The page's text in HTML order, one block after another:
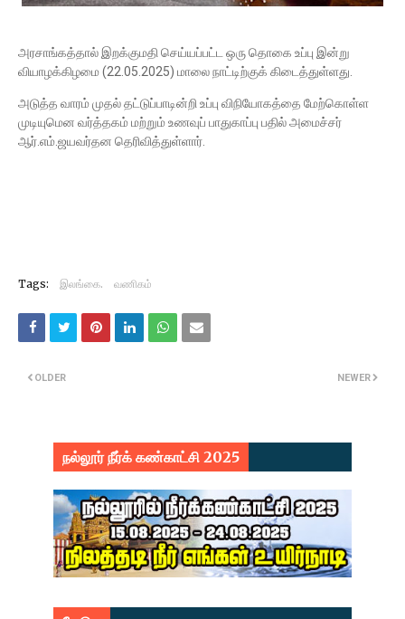
அரசாங்கத்தால் இறக்குமதி செய்யப்பட்ட ஒரு தொகை உப்பு இன்று
வியாழக்கிழமை (22.05.2025) மாலை நாட்டிற்குக் கிடைத்துள்ளது.
அடுத்த வாரம் முதல் தட்டுப்பாடின்றி உப்பு விநியோகத்தை மேற்கொள்ள
முடியுமென வர்த்தகம் மற்றும் உணவுப் பாதுகாப்பு பதில் அமைச்சர்
ஆர்.எம்.ஜயவர்தன தெரிவித்துள்ளார்.
Tags: இலங்கை. வணிகம்
NEWER
OLDER
நல்லூர் நீர்க் கண்காட்சி 2025